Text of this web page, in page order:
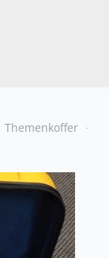
Themenkoffer